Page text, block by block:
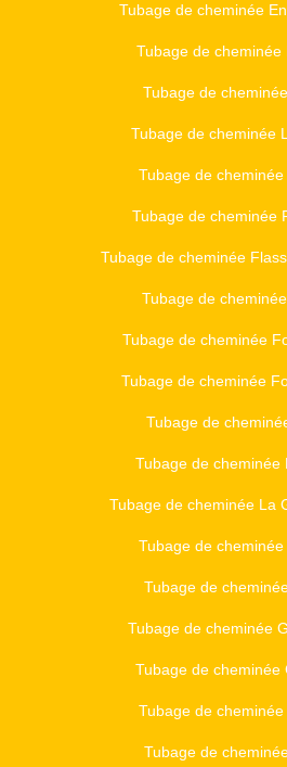
Tubage de cheminée
Tubage de cheminée
Tubage de
Tubage de cheminée
Tubage de
Tubage de cheminée
Tubage de cheminée
Tubage de
Tubage de cheminée
Tubage de cheminée
Tubage de
Tubage de cheminée
Tubage de cheminée La
Tubage de
Tubage de
Tubage de cheminée
Tubage de cheminée
Tubage de
Tubage de